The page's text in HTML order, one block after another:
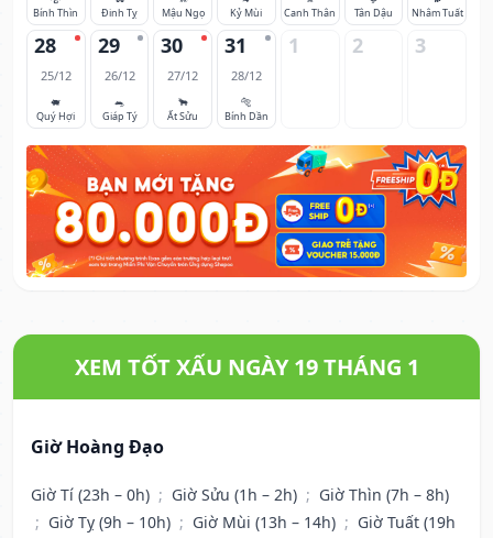
Bính Thìn
Đinh Tỵ
Mậu Ngọ
Kỷ Mùi
Canh Thân
Tân Dậu
Nhâm Tuất
28
25/12
🐖
Quý Hợi
29
26/12
🐀
Giáp Tý
30
27/12
🐂
Ất Sửu
31
28/12
🐅
Bính Dần
1 2 3
XEM TỐT XẤU NGÀY 19 THÁNG 1
Giờ Hoàng Đạo
Giờ Tí (23h – 0h) ; Giờ Sửu (1h – 2h) ; Giờ Thìn (7h – 8h)
; Giờ Tỵ (9h – 10h) ; Giờ Mùi (13h – 14h) ; Giờ Tuất (19h